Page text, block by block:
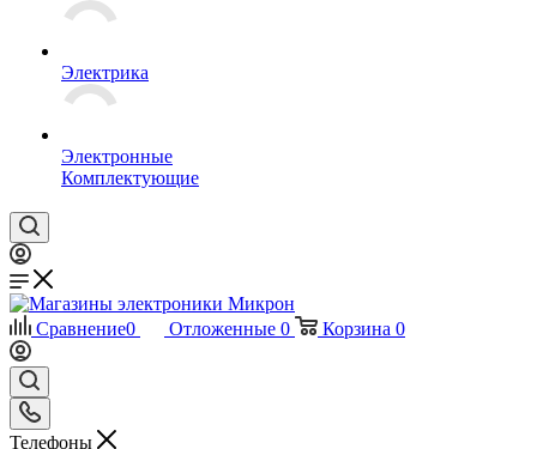
Электрика
Электронные
Комплектующие
Сравнение0 Отложенные 0 Корзина 0
Телефоны